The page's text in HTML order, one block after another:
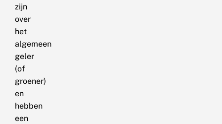
zijn
over
het
algemeen
geler
(of
groener)
en
hebben
een